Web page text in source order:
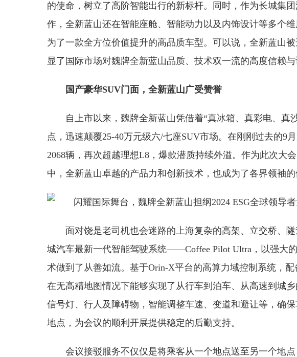
的使命，树立了高阶智能出行的新标杆。同时，作为长城集
作，全新蓝山还在智能座舱、智能动力以及内饰设计等多个
为了一款全方位价值提升的高品质车型。可以说，全新蓝山
显了国际市场对魏牌全新蓝山品质、技术双一流的高度信赖与
国产豪华SUV门面， 全新蓝山广受赞誉
自上市以来，魏牌全新蓝山凭借着“真冰箱、真彩电、真
点，迅速颠覆25-40万元级六/七座SUV市场。在刚刚过去的9
2068辆，再次超越理想L8，爆款潜质持续外溢。作为此次大
中，全新蓝山卓越的产品力和创新技术，也成为了各界领袖的
面对饶是老司机也会迷路的上海复杂的高架、立交桥、
城汽车最新一代智能驾驶系统——Coffee Pilot Ultra，以强大
术做到了从善如流。基于Orin-X平台的高算力域控制系统，
在无高精地图情况下能够实现了从行车到泊车、从高速到城
信号灯、行人及障碍物，智能调整车速、变道和避让等，确
地点，为会议的顺利开展提供稳定的后勤支持。
会议接驳服务不仅仅是将乘客从一个地点送至另一个地